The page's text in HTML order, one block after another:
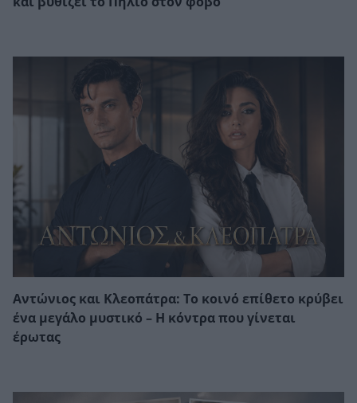
Αντώνιος και Κλεοπάτρα: Το κοινό επίθετο κρύβει
ένα μεγάλο μυστικό – Η κόντρα που γίνεται
έρωτας